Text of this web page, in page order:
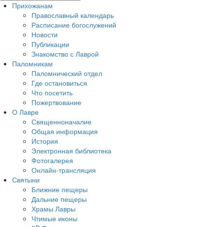
Прихожанам
Православный календарь
Расписание богослужений
Новости
Публикации
Знакомство с Лаврой
Паломникам
Паломнический отдел
Где остановиться
Что посетить
Пожертвование
О Лавре
Священноначалие
Общая информация
История
Электронная библиотека
Фотогалерея
Онлайн-трансляция
Святыни
Ближние пещеры
Дальние пещеры
Храмы Лавры
Чтимые иконы